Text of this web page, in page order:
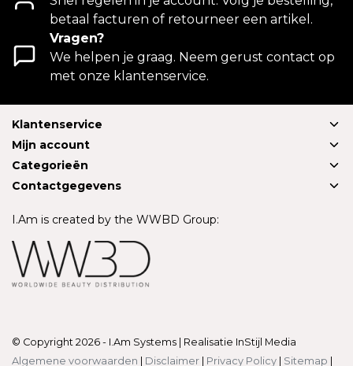
betaal facturen of retourneer een artikel.
Vragen?
We helpen je graag. Neem gerust contact op
met onze klantenservice.
Klantenservice
Mijn account
Categorieën
Contactgegevens
I.Am is created by the WWBD Group:
© Copyright 2026 - I.Am Systems | Realisatie InStijl Media
Algemene voorwaarden
Disclaimer Privacy Policy Sitemap